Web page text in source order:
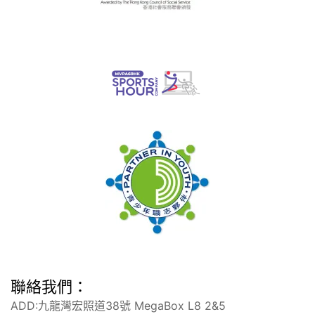
聯絡我們：
ADD:九龍灣宏照道38號 MegaBox L8 2&5